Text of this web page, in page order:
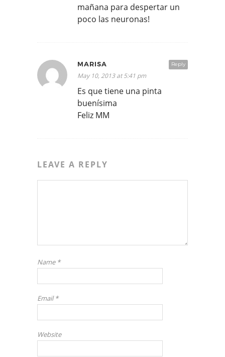
mañana para despertar un
poco las neuronas!
Reply
MARISA
May 10, 2013 at 5:41 pm
Es que tiene una pinta
buenísima
Feliz MM
LEAVE A REPLY
Name *
Email*
Website